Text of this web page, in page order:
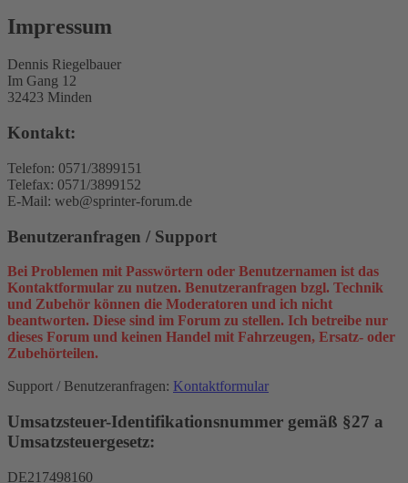
Impressum
Dennis Riegelbauer
Im Gang 12
32423 Minden
Kontakt:
Telefon: 0571/3899151
Telefax: 0571/3899152
E-Mail: web@sprinter-forum.de
Benutzeranfragen / Support
Bei Problemen mit Passwörtern oder Benutzernamen ist das
Kontaktformular zu nutzen. Benutzeranfragen bzgl. Technik
und Zubehör können die Moderatoren und ich nicht
beantworten. Diese sind im Forum zu stellen. Ich betreibe nur
dieses Forum und keinen Handel mit Fahrzeugen, Ersatz- oder
Zubehörteilen.
Support / Benutzeranfragen: Kontaktformular
Umsatzsteuer-Identifikationsnummer gemäß §27 a
Umsatzsteuergesetz:
DE217498160